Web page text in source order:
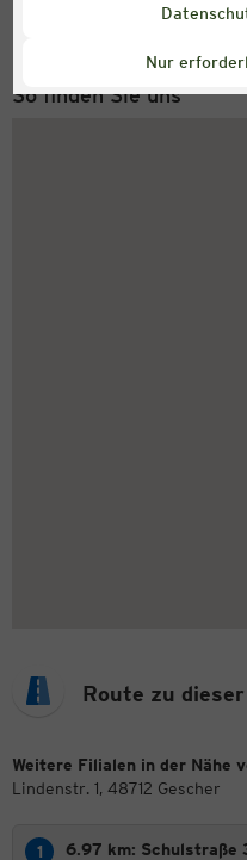
Nur
+43 (0) 1 2675 502
So finden Sie uns
Route zu
Weitere Filialen in der Nähe
Lindenstr. 1, 48712 Gescher
6.97 km: Schulstraße